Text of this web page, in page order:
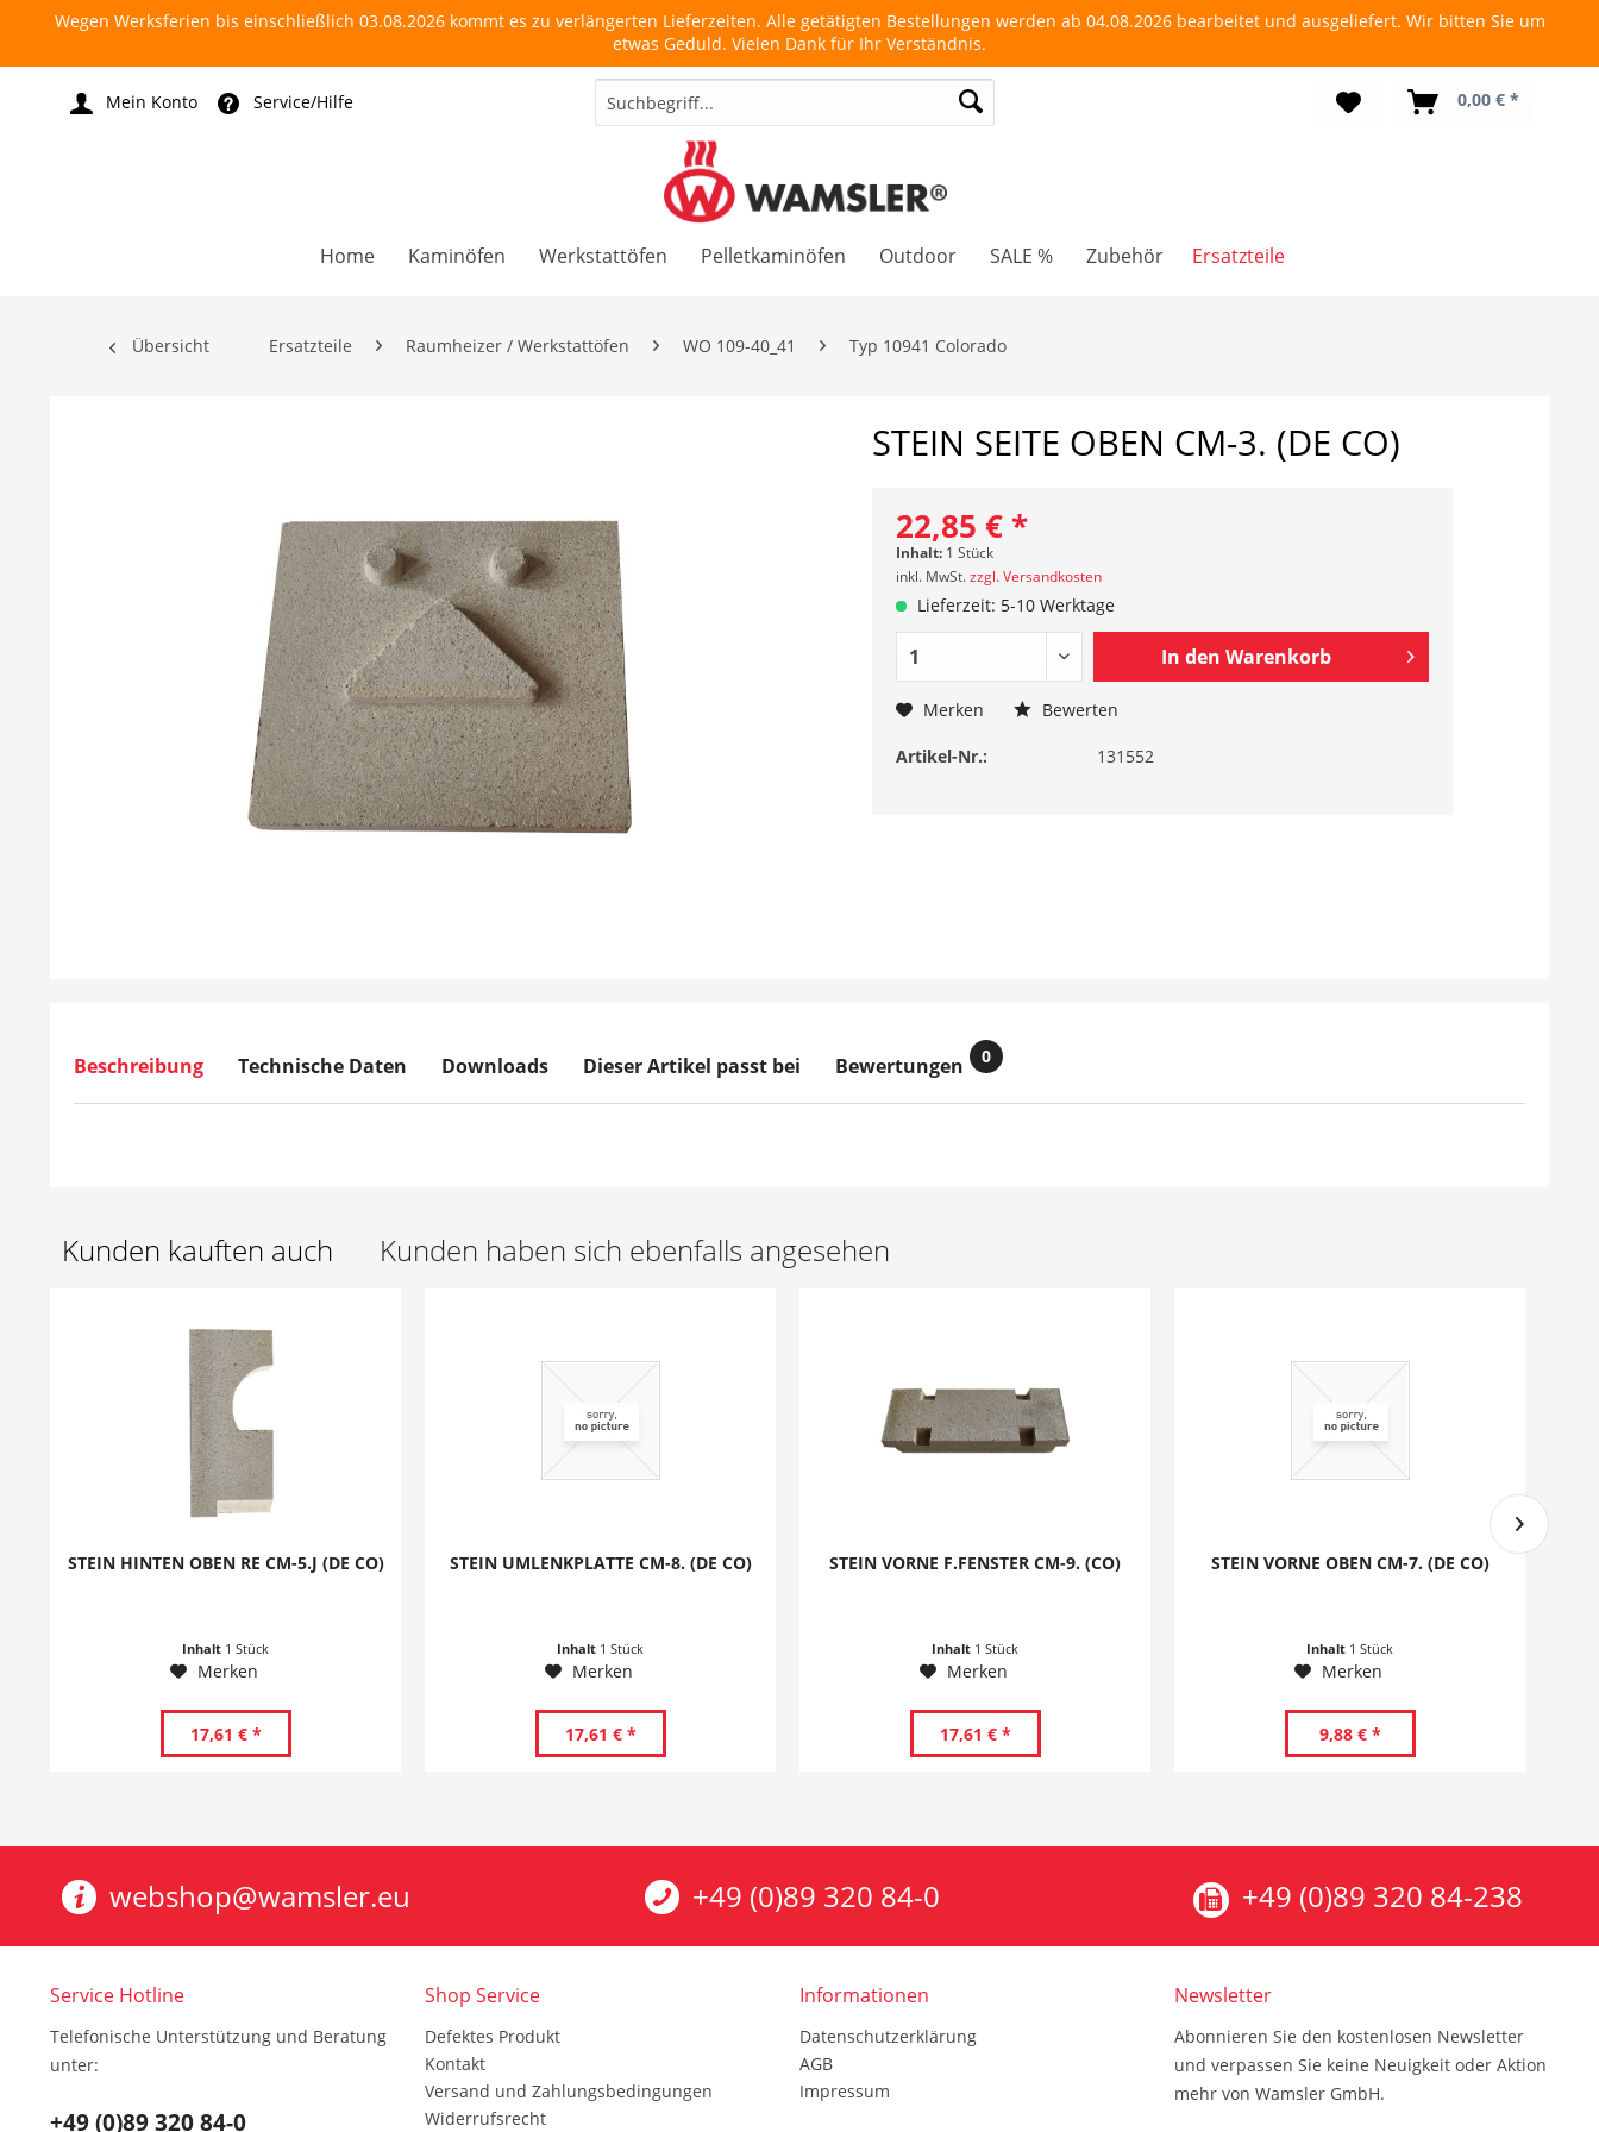
Wegen Werksferien bis einschließlich 03.08.2026 kommt es zu verlängerten Lieferzeiten. Alle getätigten Bestellungen werden ab 04.08.2026 bearbeitet und ausgeliefert. Wir bitten Sie um
etwas Geduld. Vielen Dank für Ihr Verständnis.
Mein Konto Service/Hilfe 0,00 € *
Home Kaminöfen Werkstattöfen Pelletkaminöfen Outdoor SALE % Zubehör Ersatzteile
Übersicht Ersatzteile Raumheizer / Werkstattöfen WO 109-40_41 Typ 10941 Colorado
STEIN SEITE OBEN CM-3. (DE CO)
22,85 € *
Inhalt: 1 Stück
inkl. MwSt.zzgl. Versandkosten
Lieferzeit: 5-10 Werktage
In den Warenkorb
Merken Bewerten
Artikel-Nr.: 131552
Beschreibung Technische Daten Downloads Dieser Artikel passt bei Bewertungen 0
Kunden kauften auch Kunden haben sich ebenfalls angesehen
STEIN HINTEN OBEN RE CM-5.J (DE CO)
Inhalt 1 Stück
Merken
17,61 € *
STEIN UMLENKPLATTE CM-8. (DE CO)
Inhalt 1 Stück
Merken
17,61 € *
STEIN VORNE F.FENSTER CM-9. (CO)
Inhalt 1 Stück
Merken
17,61 € *
STEIN VORNE OBEN CM-7. (DE CO)
Inhalt 1 Stück
Merken
9,88 € *
webshop@wamsler.eu +49 (0)89 320 84-0 +49 (0)89 320 84-238
Service Hotline
Telefonische Unterstützung und Beratung
unter:
+49 (0)89 320 84-0
Shop Service
Defektes Produkt
Kontakt
Versand und Zahlungsbedingungen
Widerrufsrecht
Informationen
Datenschutzerklärung
AGB
Impressum
Newsletter
Abonnieren Sie den kostenlosen Newsletter
und verpassen Sie keine Neuigkeit oder Aktion
mehr von Wamsler GmbH.